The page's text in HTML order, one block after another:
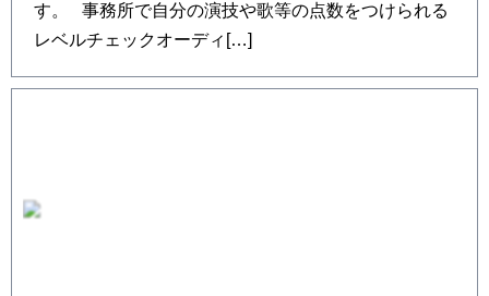
す。 事務所で自分の演技や歌等の点数をつけられる
レベルチェックオーディ[…]